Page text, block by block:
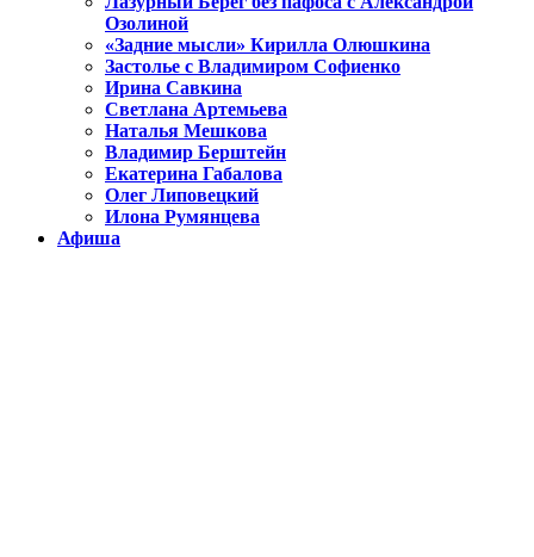
Озолиной
«Задние мысли» Кирилла Олюшкина
Застолье с Владимиром Софиенко
Ирина Савкина
Светлана Артемьева
Наталья Мешкова
Владимир Берштейн
Екатерина Габалова
Олег Липовецкий
Илона Румянцева
Афиша